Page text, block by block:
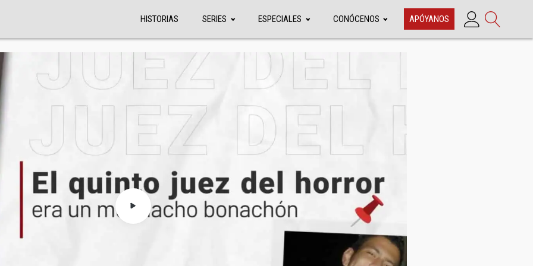
HISTORIAS SERIES ESPECIALES CONÓCENOS APÓYANOS